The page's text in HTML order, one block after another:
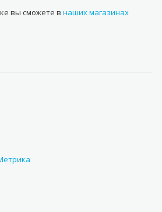
вы сможете в наших магазинах